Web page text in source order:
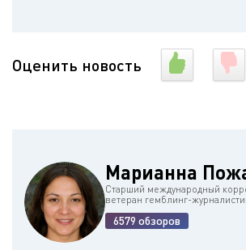
Оценить новость
Марианна
Старший международный
ветеран гемблинг-
6579 обзоров